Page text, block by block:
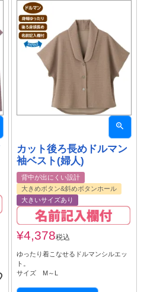
カット後ろ長めドルマン
袖ベスト(婦人)
背中が出にくい設計
大きめボタン&斜めボタンホール
大きいサイズあり
¥4,378税込
ゆったり着こなせるドルマンシルエッ
ト。
サイズ M～L